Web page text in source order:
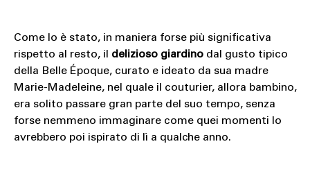
Come lo è stato, in maniera forse più significativa
rispetto al resto, il delizioso giardino dal gusto tipico
della Belle Époque, curato e ideato da sua madre
Marie-Madeleine, nel quale il couturier, allora bambino,
era solito passare gran parte del suo tempo, senza
forse nemmeno immaginare come quei momenti lo
avrebbero poi ispirato di lì a qualche anno.